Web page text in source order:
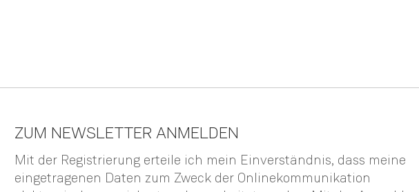
ZUM NEWSLETTER ANMELDEN
Mit der Registrierung erteile ich mein Einverständnis, dass meine
eingetragenen Daten zum Zweck der Onlinekommunikation